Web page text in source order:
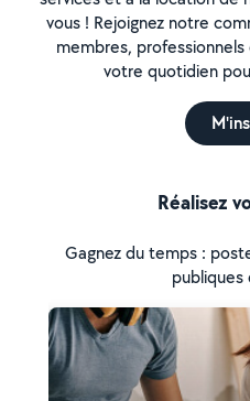
vous ! Rejoignez notre
membres,
votre quotidien
Réalisez
Gagnez du temps :
publiques